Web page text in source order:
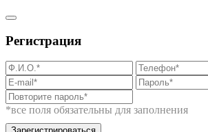
Регистрация
*все поля обязательны для заполнения